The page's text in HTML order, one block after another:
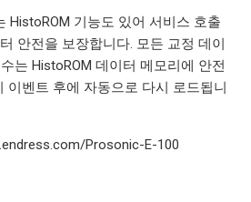
HistoROM 기능도 있어 서비스 호출
안전을 보장합니다. 모든 교정 데이
는 HistoROM 데이터 메모리에 안전
이벤트 후에 자동으로 다시 로드됩니
Prosonic-E-100